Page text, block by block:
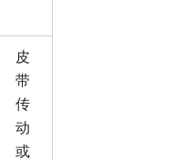
皮
带
传
动
或